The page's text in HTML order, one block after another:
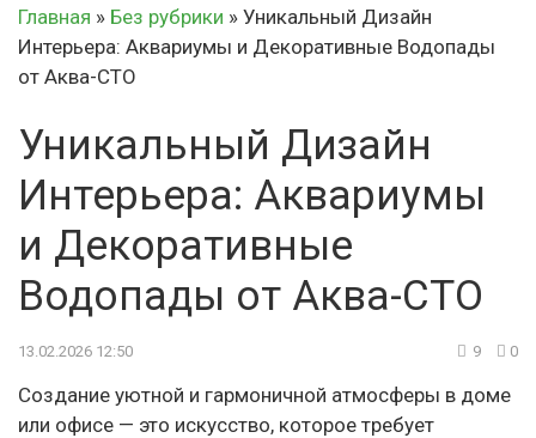
Главная » Без рубрики » Уникальный Дизайн
Интерьера: Аквариумы и Декоративные Водопады
от Аква-СТО
Уникальный Дизайн
Интерьера: Аквариумы
и Декоративные
Водопады от Аква-СТО
13.02.2026 12:50 9 0
Создание уютной и гармоничной атмосферы в доме
или офисе — это искусство, которое требует